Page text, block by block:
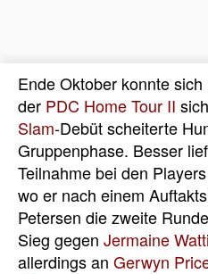
Ende Oktober konnte
der PDC Home Tour II
Slam-Debüt scheiterte
Gruppenphase. Besser
Teilnahme bei den
wo er nach einem
Petersen die zweite
Sieg gegen Jermaine
allerdings an Gerwyn